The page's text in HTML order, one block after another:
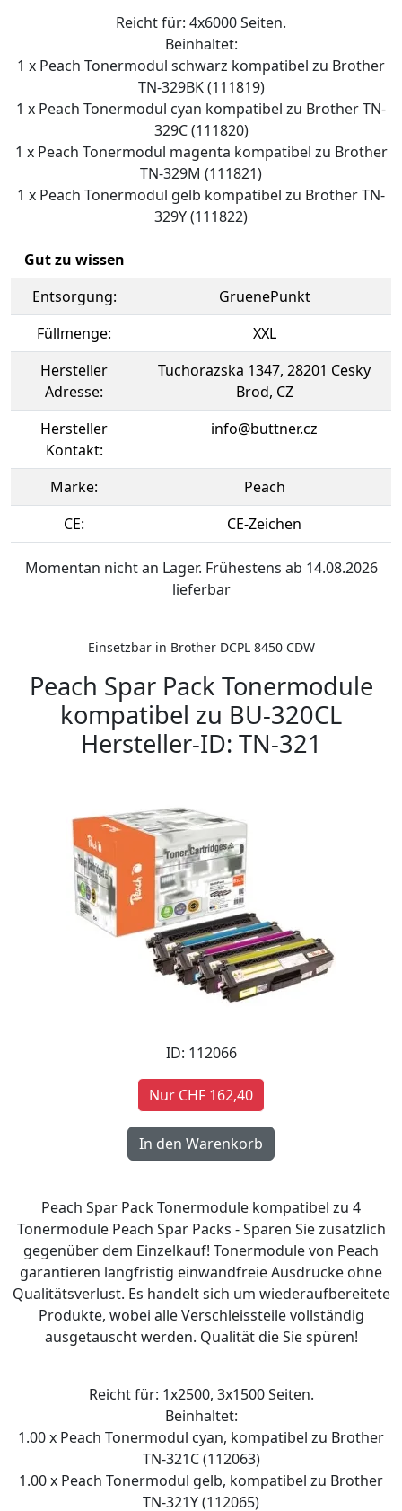
Reicht für: 4x6000 Seiten.
Beinhaltet:
1 x Peach Tonermodul schwarz kompatibel zu Brother
TN-329BK (111819)
1 x Peach Tonermodul cyan kompatibel zu Brother TN-
329C (111820)
1 x Peach Tonermodul magenta kompatibel zu Brother
TN-329M (111821)
1 x Peach Tonermodul gelb kompatibel zu Brother TN-
329Y (111822)
Gut zu wissen
Entsorgung:
GruenePunkt
Füllmenge:
XXL
Hersteller
Adresse:
Tuchorazska 1347, 28201 Cesky
Brod, CZ
Hersteller
Kontakt:
info@buttner.cz
Marke:
Peach
CE:
CE-Zeichen
Momentan nicht an Lager. Frühestens ab 14.08.2026
lieferbar
Einsetzbar in Brother DCPL 8450 CDW
Peach Spar Pack Tonermodule
kompatibel zu BU-320CL
Hersteller-ID: TN-321
ID: 112066
Nur CHF 162,40
Peach Spar Pack Tonermodule kompatibel zu 4
Tonermodule Peach Spar Packs - Sparen Sie zusätzlich
gegenüber dem Einzelkauf! Tonermodule von Peach
garantieren langfristig einwandfreie Ausdrucke ohne
Qualitätsverlust. Es handelt sich um wiederaufbereitete
Produkte, wobei alle Verschleissteile vollständig
ausgetauscht werden. Qualität die Sie spüren!
Reicht für: 1x2500, 3x1500 Seiten.
Beinhaltet:
1.00 x Peach Tonermodul cyan, kompatibel zu Brother
TN-321C (112063)
1.00 x Peach Tonermodul gelb, kompatibel zu Brother
TN-321Y (112065)